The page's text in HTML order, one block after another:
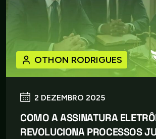
2 DEZEMBRO 2025
OTHON RODRIGUES
COMO A ASSINATURA
REVOLUCIONA PROCESSOS